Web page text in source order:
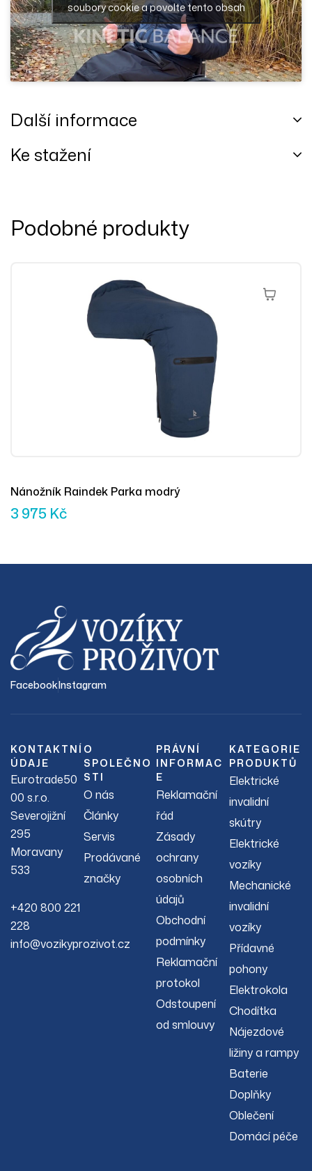
soubory cookie a povolte tento obsah
Další informace
Ke stažení
Podobné produkty
Výběr
Nánožník Raindek Parka modrý
3 975 Kč
FacebookInstagram
KONTAKTNÍ
ÚDAJE
Eurotrade50
00 s.r.o.
Severojižní
295
Moravany
533
+420 800 221
228
info@vozikyprozivot.cz
O
SPOLEČNO
STI
O nás
Články
Servis
Prodávané
značky
PRÁVNÍ
INFORMAC
E
Reklamační
řád
Zásady
ochrany
osobních
údajů
Obchodní
podmínky
Reklamační
protokol
Odstoupení
od smlouvy
KATEGORIE
PRODUKTŮ
Elektrické
invalidní
skútry
Elektrické
vozíky
Mechanické
invalidní
vozíky
Přídavné
pohony
Elektrokola
Chodítka
Nájezdové
ližiny a rampy
Baterie
Doplňky
Oblečení
Domácí péče